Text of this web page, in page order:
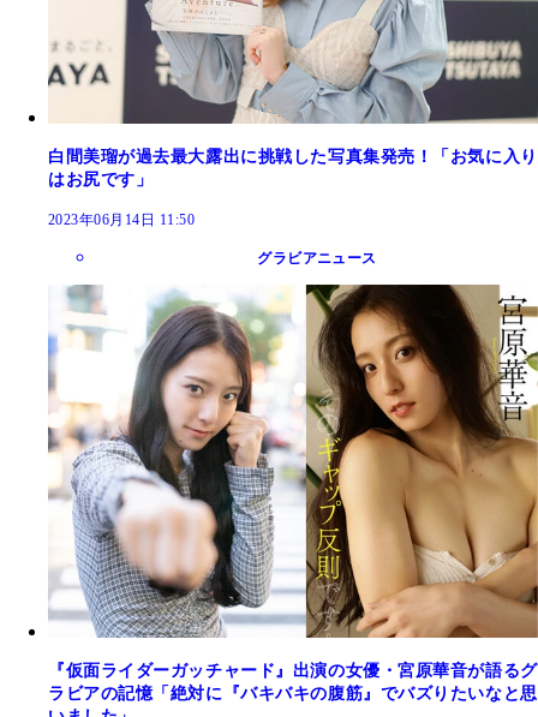
白間美瑠が過去最大露出に挑戦した写真集発売！「お気に入り
はお尻です」
2023年06月14日 11:50
グラビアニュース
『仮面ライダーガッチャード』出演の女優・宮原華音が語るグ
ラビアの記憶「絶対に『バキバキの腹筋』でバズりたいなと思